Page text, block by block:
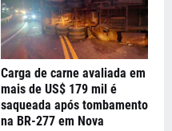
Carga de carne avaliada em
mais de US$ 179 mil é
saqueada após tombamento
na BR-277 em Nova